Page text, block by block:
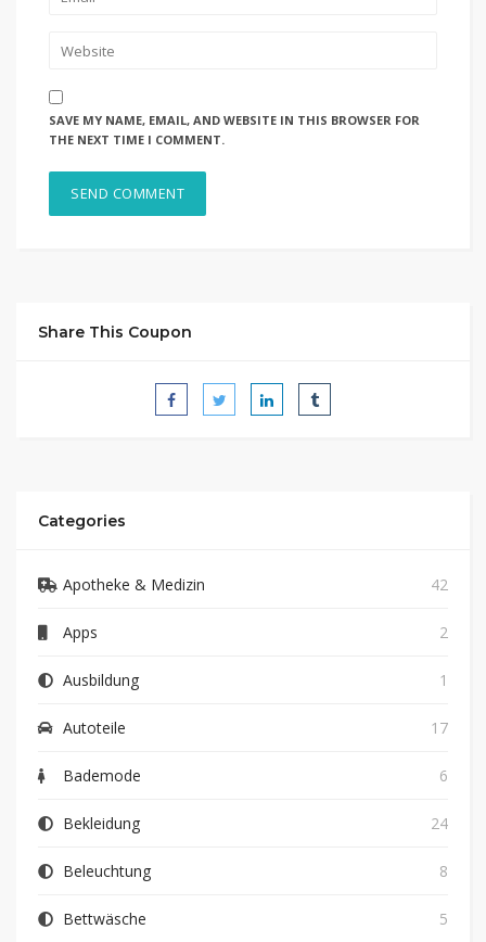
SAVE MY NAME, EMAIL, AND WEBSITE IN THIS BROWSER FOR
THE NEXT TIME I COMMENT.
Share This Coupon
Categories
Apotheke & Medizin 42
Apps 2
Ausbildung 1
Autoteile 17
Bademode 6
Bekleidung 24
Beleuchtung 8
Bettwäsche 5